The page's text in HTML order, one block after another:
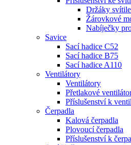
Držáky
Žárovkové
Nabíječky
Savice
Sací hadice C52
Sací hadice B75
Sací hadice A110
Ventilátory
Ventilátory
Přetlakové
Příslušenství k
Čerpadla
Kalová čerpadla
Plovoucí čerpadla
Příslušenství k